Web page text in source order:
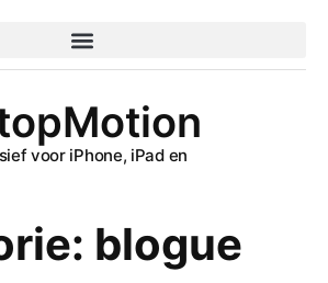
voor iPhone, iPad en
blogue